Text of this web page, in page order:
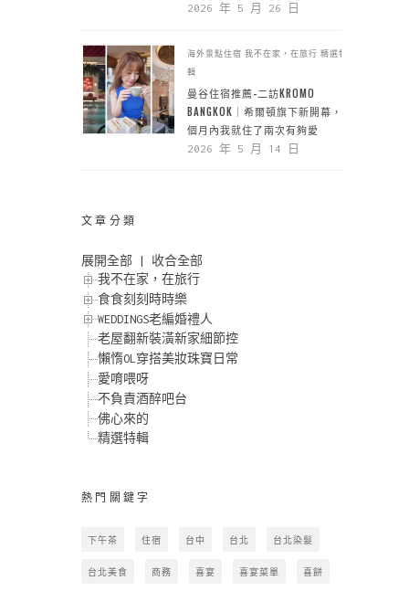
2026 年 5 月 26 日
海外景點住宿 我不在家，在旅行 精選特
輯
曼谷住宿推薦-二訪KROMO
BANGKOK｜希爾頓旗下新開幕，一
個月內我就住了兩次有夠愛
2026 年 5 月 14 日
文章分類
展開全部
收合全部
我不在家，在旅行
食食刻刻時時樂
WEDDINGS老編婚禮人
老屋翻新裝潢新家細節控
懶惰OL穿搭美妝珠寶日常
愛唷喂呀
不負責酒醉吧台
佛心來的
精選特輯
熱門關鍵字
下午茶 住宿 台中 台北 台北染髮
台北美食 商務 喜宴 喜宴菜單 喜餅